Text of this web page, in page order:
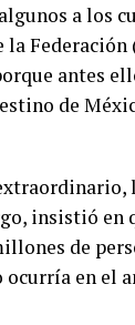
a los
Federación
antes
de
insistió en
de
ocurría en el